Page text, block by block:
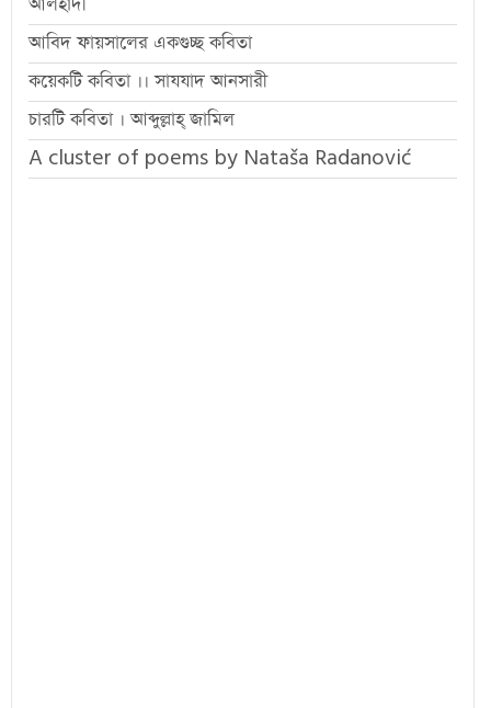
আবিদ ফায়সালের একগুচ্ছ কবিতা
কয়েকটি কবিতা ।। সাযযাদ আনসারী
চারটি কবিতা । আব্দুল্লাহ্ জামিল
A cluster of poems by Nataša Radanović